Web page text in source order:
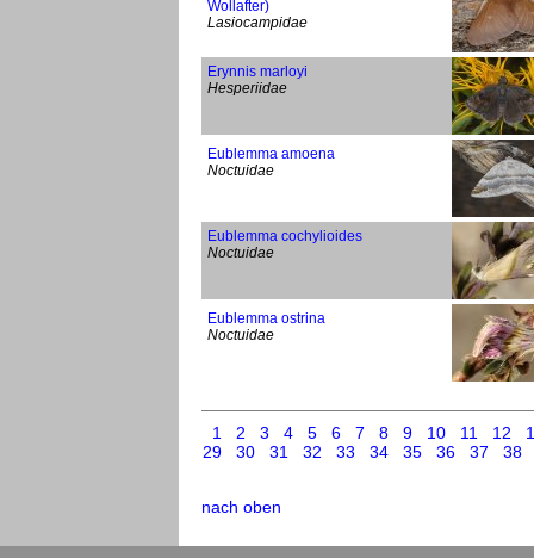
Wollafter)
Lasiocampidae
Erynnis marloyi
Hesperiidae
Eublemma amoena
Noctuidae
Eublemma cochylioides
Noctuidae
Eublemma ostrina
Noctuidae
1 2 3 4 5 6 7 8 9 10 11 12
29
30 31 32 33 34 35 36 37 38
nach oben